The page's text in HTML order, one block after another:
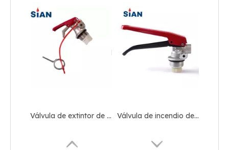
Válvula de extintor de polvo seco portátil de latón Válvula forjada de aleación de cobre y latón confiable para extintor de incendios de CO2